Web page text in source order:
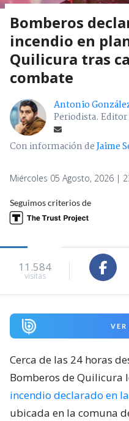
Bomberos
incendio en
Quilicura tras
combate
Antonio
Periodista.
Con información deJaime
Miércoles 05 Agosto, 2026 |
Seguimos criterios de
11.584
visitas
VER
Cerca de las 24 horas
Bomberos de Quilicura
incendio declarado en
ubicada en la comuna